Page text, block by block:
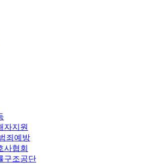
자지원
죄예방
사협회
구조공단